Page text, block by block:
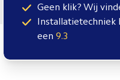
Geen klik? Wij
Installatietechniek
een 9.3